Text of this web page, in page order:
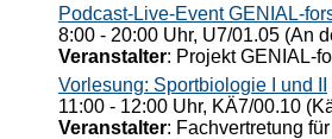
Podcast-Live-Event GENIAL-
8:00 - 20:00 Uhr, U7/01.05 (An
Veranstalter: Projekt GENIAL-
Vorlesung: Sportbiologie I und II
11:00 - 12:00 Uhr, KÄ7/00.10
Veranstalter: Fachvertretung